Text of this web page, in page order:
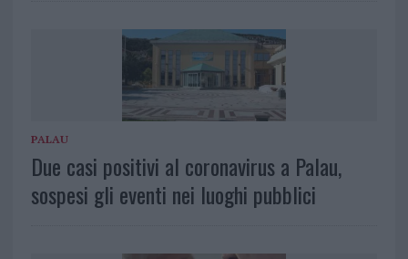
PALAU
Due casi positivi al coronavirus a Palau,
sospesi gli eventi nei luoghi pubblici